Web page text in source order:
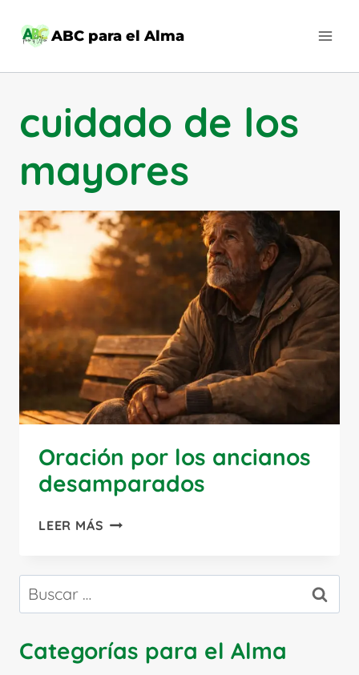
ABC para el Alma
cuidado de los
mayores
Oración por los ancianos
desamparados
LEER MÁS ORACIÓN
ANCIANOS
Buscar:
Categorías para el Alma